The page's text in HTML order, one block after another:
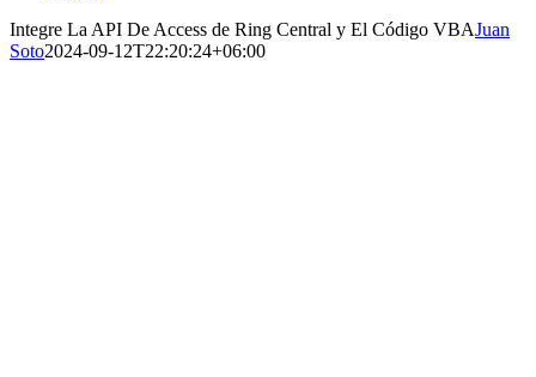
Integre La API De Access de Ring Central y El Código VBAJuan
Soto2024-09-12T22:20:24+06:00